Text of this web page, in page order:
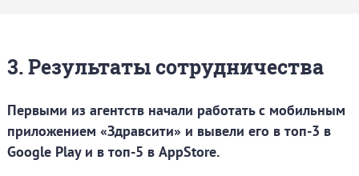
3. Результаты сотрудничества
Первыми из агентств начали работать с мобильным
приложением «Здравсити» и вывели его в топ-3 в
Google Play и в топ-5 в AppStore.